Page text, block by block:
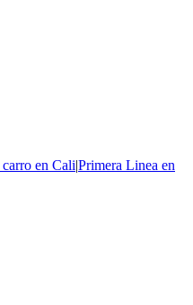
en Cali|Primera Linea en